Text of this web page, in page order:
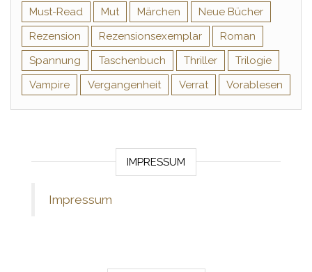
Must-Read
Mut Märchen
Neue Bücher
Rezension
Rezensionsexemplar
Roman
Spannung
Taschenbuch Thriller
Trilogie
Vampire
Vergangenheit Verrat Vorablesen
IMPRESSUM
Impressum